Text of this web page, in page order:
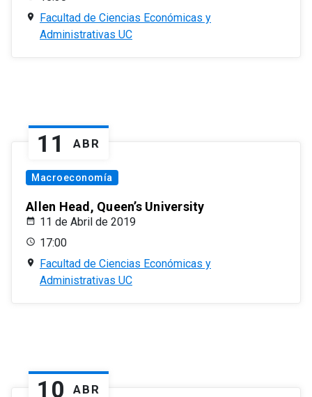
Facultad de Ciencias Económicas y
Administrativas UC
11 ABR
Macroeconomía
Allen Head, Queen’s University
11 de Abril de 2019
17:00
Facultad de Ciencias Económicas y
Administrativas UC
10 ABR